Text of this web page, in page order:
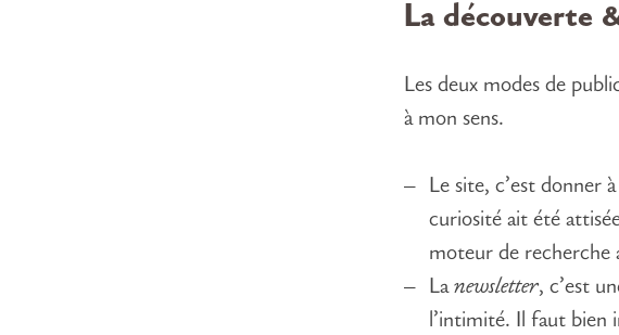
La découverte
Les deux modes de
à mon sens.
Le site, c’est donner
curiosité ait été
moteur de recherche
Lanewsletter, c’est
l’intimité. Il faut bien